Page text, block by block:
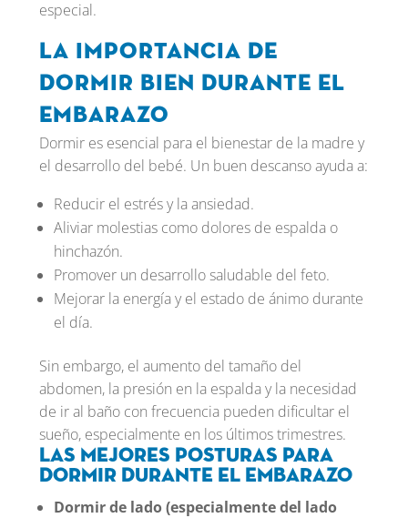
especial.
La importancia de
dormir bien durante el
embarazo
Dormir es esencial para el bienestar de la madre y
el desarrollo del bebé. Un buen descanso ayuda a:
Reducir el estrés y la ansiedad.
Aliviar molestias como dolores de espalda o
hinchazón.
Promover un desarrollo saludable del feto.
Mejorar la energía y el estado de ánimo durante
el día.
Sin embargo, el aumento del tamaño del
abdomen, la presión en la espalda y la necesidad
de ir al baño con frecuencia pueden dificultar el
sueño, especialmente en los últimos trimestres.
Las mejores posturas para
dormir durante el embarazo
Dormir de lado (especialmente del lado